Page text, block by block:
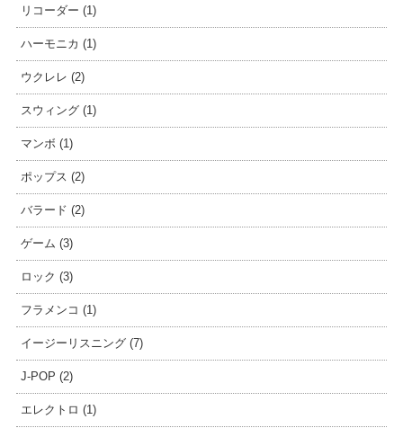
リコーダー (1)
ハーモニカ (1)
ウクレレ (2)
スウィング (1)
マンボ (1)
ポップス (2)
バラード (2)
ゲーム (3)
ロック (3)
フラメンコ (1)
イージーリスニング (7)
J-POP (2)
エレクトロ (1)